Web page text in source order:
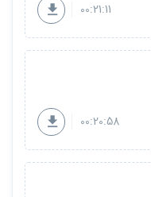
00:21:11
00:20:58